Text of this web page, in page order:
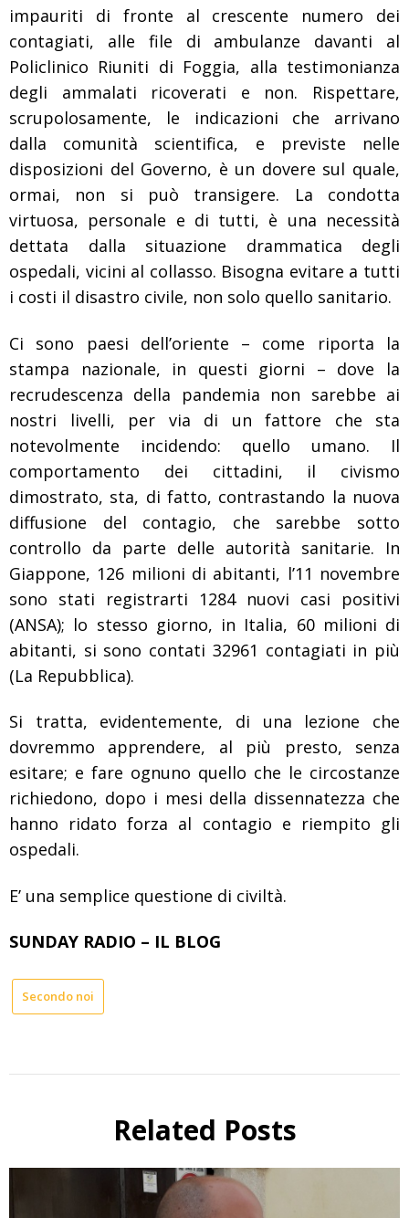
impauriti di fronte al crescente numero dei
contagiati, alle file di ambulanze davanti al
Policlinico Riuniti di Foggia, alla testimonianza
degli ammalati ricoverati e non. Rispettare,
scrupolosamente, le indicazioni che arrivano
dalla comunità scientifica, e previste nelle
disposizioni del Governo, è un dovere sul quale,
ormai, non si può transigere. La condotta
virtuosa, personale e di tutti, è una necessità
dettata dalla situazione drammatica degli
ospedali, vicini al collasso. Bisogna evitare a tutti
i costi il disastro civile, non solo quello sanitario.
Ci sono paesi dell’oriente – come riporta la
stampa nazionale, in questi giorni – dove la
recrudescenza della pandemia non sarebbe ai
nostri livelli, per via di un fattore che sta
notevolmente incidendo: quello umano. Il
comportamento dei cittadini, il civismo
dimostrato, sta, di fatto, contrastando la nuova
diffusione del contagio, che sarebbe sotto
controllo da parte delle autorità sanitarie. In
Giappone, 126 milioni di abitanti, l’11 novembre
sono stati registrarti 1284 nuovi casi positivi
(ANSA); lo stesso giorno, in Italia, 60 milioni di
abitanti, si sono contati 32961 contagiati in più
(La Repubblica).
Si tratta, evidentemente, di una lezione che
dovremmo apprendere, al più presto, senza
esitare; e fare ognuno quello che le circostanze
richiedono, dopo i mesi della dissennatezza che
hanno ridato forza al contagio e riempito gli
ospedali.
E’ una semplice questione di civiltà.
SUNDAY RADIO – IL BLOG
Secondo noi
Related Posts